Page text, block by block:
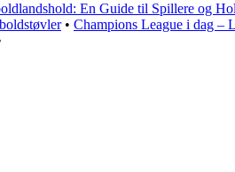
En Guide til Spillere og
• Champions League i dag –